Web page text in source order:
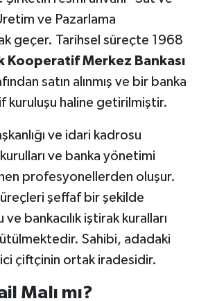
ve Pazarlama
geçer. Tarihsel süreçte 1968
Kooperatif Merkez Bankası
satın alınmış ve bir banka
haline getirilmiştir.
ve idari kadrosu
ve banka yönetimi
profesyonellerden oluşur.
şeffaf bir şekilde
bankacılık iştirak kuralları
Sahibi, adadaki
çiftçinin ortak iradesidir.
Malı mı?